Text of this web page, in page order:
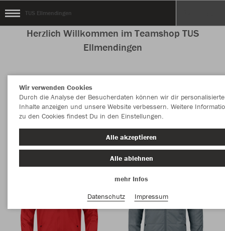
TUS Ellmendingen
Herzlich Willkommen im Teamshop TUS
Ellmendingen
Nachhaltig Farbe
Wir verwenden Cookies
Durch die Analyse der Besucherdaten können wir dir personalisierte
Inhalte anzeigen und unsere Website verbessern. Weitere
zu den Cookies findest Du in den Einstellungen.
Alle akzeptieren
Alle ablehnen
mehr Infos
Datenschutz
Impressum